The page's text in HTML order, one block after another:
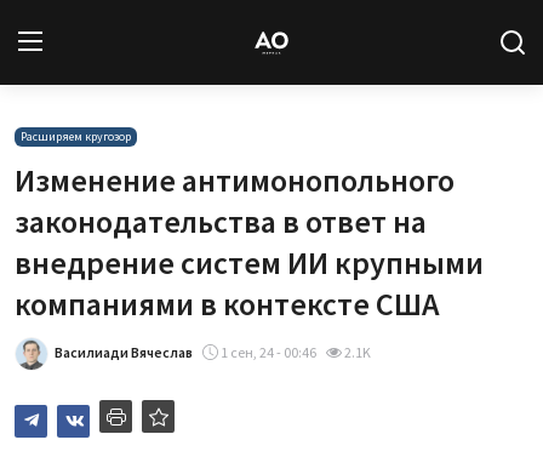
Вход
Статьи
База знаний
Расширяем кругозор
Изменение антимонопольного
законодательства в ответ на
внедрение систем ИИ крупными
компаниями в контексте США
Василиади Вячеслав 1 сен, 24 - 00:46 2.1K